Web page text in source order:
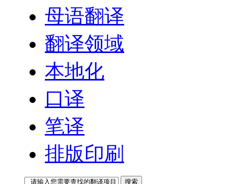
母语翻译
翻译领域
本地化
口译
笔译
排版印刷